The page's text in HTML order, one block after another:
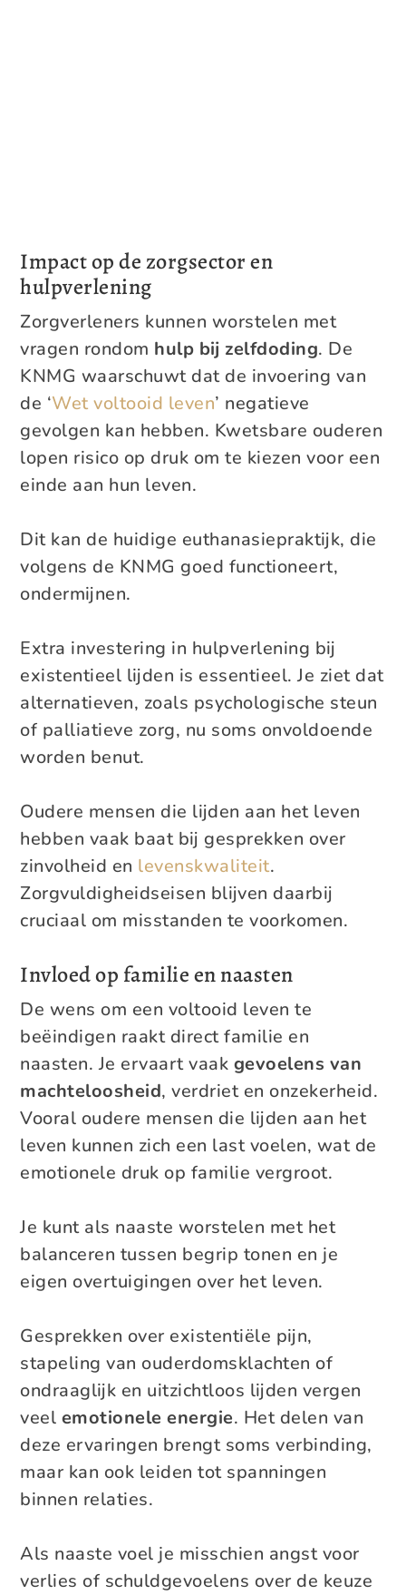
Impact op de zorgsector en
hulpverlening
Zorgverleners kunnen worstelen met
vragen rondom hulp bij zelfdoding. De
KNMG waarschuwt dat de invoering van
de ‘Wet voltooid leven’ negatieve
gevolgen kan hebben. Kwetsbare ouderen
lopen risico op druk om te kiezen voor een
einde aan hun leven.
Dit kan de huidige euthanasiepraktijk, die
volgens de KNMG goed functioneert,
ondermijnen.
Extra investering in hulpverlening bij
existentieel lijden is essentieel. Je ziet dat
alternatieven, zoals psychologische steun
of palliatieve zorg, nu soms onvoldoende
worden benut.
Oudere mensen die lijden aan het leven
hebben vaak baat bij gesprekken over
zinvolheid en levenskwaliteit.
Zorgvuldigheidseisen blijven daarbij
cruciaal om misstanden te voorkomen.
Invloed op familie en naasten
De wens om een voltooid leven te
beëindigen raakt direct familie en
naasten. Je ervaart vaak gevoelens van
machteloosheid, verdriet en onzekerheid.
Vooral oudere mensen die lijden aan het
leven kunnen zich een last voelen, wat de
emotionele druk op familie vergroot.
Je kunt als naaste worstelen met het
balanceren tussen begrip tonen en je
eigen overtuigingen over het leven.
Gesprekken over existentiële pijn,
stapeling van ouderdomsklachten of
ondraaglijk en uitzichtloos lijden vergen
veel emotionele energie. Het delen van
deze ervaringen brengt soms verbinding,
maar kan ook leiden tot spanningen
binnen relaties.
Als naaste voel je misschien angst voor
verlies of schuldgevoelens over de keuze